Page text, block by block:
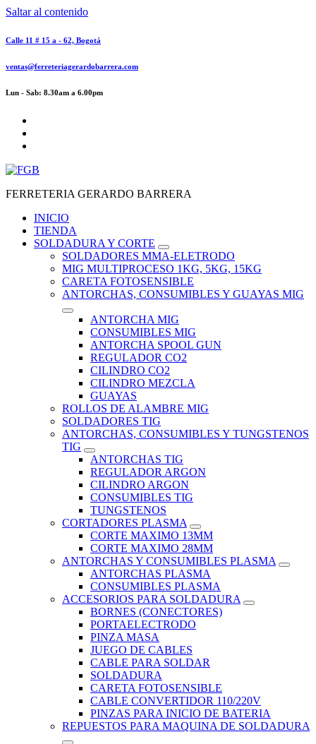
Saltar al contenido
Calle 11 # 15 a - 62, Bogotá
ventas@ferreteriagerardobarrera.com
Lun - Sab: 8.30am a 6.00pm
FERRETERIA GERARDO BARRERA
INICIO
TIENDA
SOLDADURA Y CORTE
SOLDADORES MMA-ELETRODO
MIG MULTIPROCESO 1KG, 5KG, 15KG
CARETA FOTOSENSIBLE
ANTORCHAS, CONSUMIBLES Y GUAYAS MIG
ANTORCHA MIG
CONSUMIBLES MIG
ANTORCHA SPOOL GUN
REGULADOR CO2
CILINDRO CO2
CILINDRO MEZCLA
GUAYAS
ROLLOS DE ALAMBRE MIG
SOLDADORES TIG
ANTORCHAS, CONSUMIBLES Y TUNGSTENOS
TIG
ANTORCHAS TIG
REGULADOR ARGON
CILINDRO ARGON
CONSUMIBLES TIG
TUNGSTENOS
CORTADORES PLASMA
CORTE MAXIMO 13MM
CORTE MAXIMO 28MM
ANTORCHAS Y CONSUMIBLES PLASMA
ANTORCHAS PLASMA
CONSUMIBLES PLASMA
ACCESORIOS PARA SOLDADURA
BORNES (CONECTORES)
PORTAELECTRODO
PINZA MASA
JUEGO DE CABLES
CABLE PARA SOLDAR
SOLDADURA
CARETA FOTOSENSIBLE
CABLE CONVERTIDOR 110/220V
PINZAS PARA INICIO DE BATERIA
REPUESTOS PARA MAQUINA DE SOLDADURA